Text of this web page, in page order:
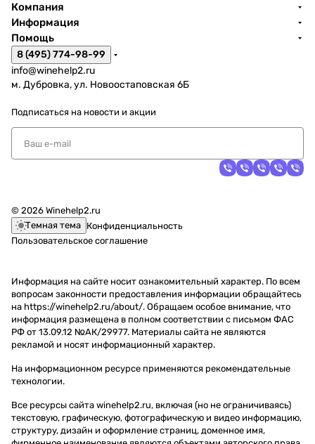
Компания
Информация
Помощь
8 (495) 774-98-99
info@winehelp2.ru
м. Дубровка, ул. Новоостаповская 6Б
Подписаться на новости и акции
© 2026 Winehelp2.ru
Темная тема Конфиденциальность
Пользовательское соглашение
Информация на сайте носит ознакомительный характер. По всем
вопросам законности предоставления информации обращайтесь
на https://winehelp2.ru/about/. Обращаем особое внимание, что
информация размещена в полном соответствии с письмом ФАС
РФ от 13.09.12 №АК/29977. Материалы сайта не являются
рекламой и носят информационный характер.
На информационном ресурсе применяются рекомендательные
технологии.
Все ресурсы сайта winehelp2.ru, включая (но не ограничиваясь)
текстовую, графическую, фотографическую и видео информацию,
структуру, дизайн и оформление страниц, доменное имя,